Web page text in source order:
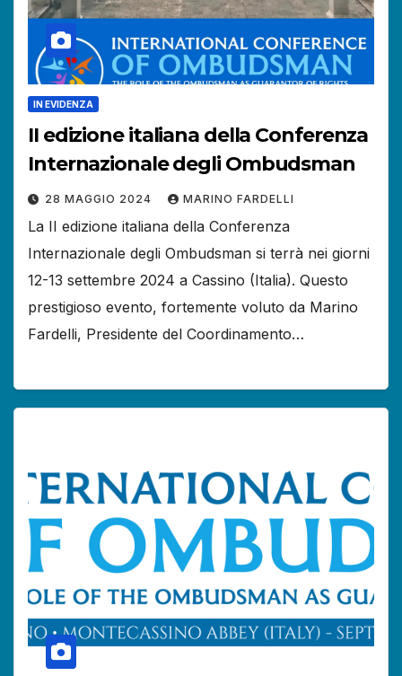
IN EVIDENZA
II edizione italiana della Conferenza
Internazionale degli Ombudsman
28 MAGGIO 2024 MARINO FARDELLI
La II edizione italiana della Conferenza
Internazionale degli Ombudsman si terrà nei giorni
12-13 settembre 2024 a Cassino (Italia). Questo
prestigioso evento, fortemente voluto da Marino
Fardelli, Presidente del Coordinamento…